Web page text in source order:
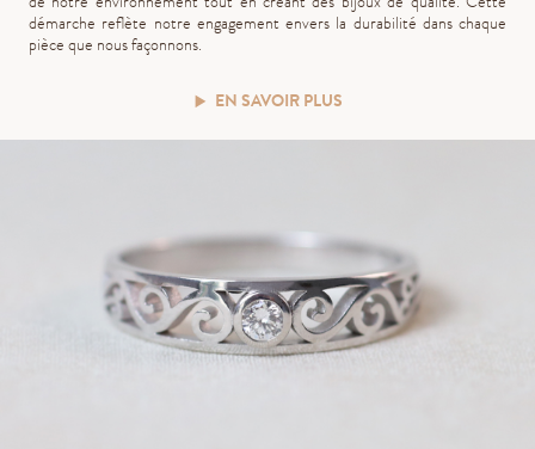
démarche reflète notre engagement envers la durabilité dans chaque
pièce que nous façonnons.
EN SAVOIR PLUS